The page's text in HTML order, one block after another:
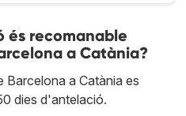
és recomanable
a Catània?
Barcelona a Catània es
dies d'antelació.